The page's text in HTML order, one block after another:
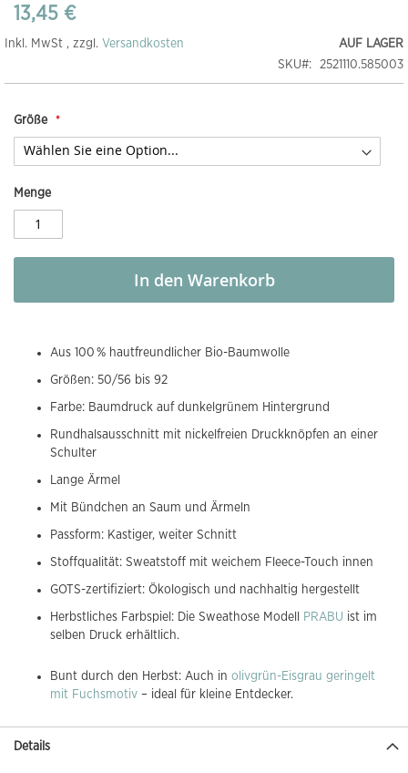
13,45 €
AUF LAGER
SKU
2521110.585003
Inkl. MwSt , zzgl. Versandkosten
Größe
Menge
In den Warenkorb
Aus 100 % hautfreundlicher Bio-Baumwolle
Größen: 50/56 bis 92
Farbe: Baumdruck auf dunkelgrünem Hintergrund
Rundhalsausschnitt mit nickelfreien Druckknöpfen an einer
Schulter
Lange Ärmel
Mit Bündchen an Saum und Ärmeln
Passform: Kastiger, weiter Schnitt
Stoffqualität: Sweatstoff mit weichem Fleece-Touch innen
GOTS-zertifiziert: Ökologisch und nachhaltig hergestellt
Herbstliches Farbspiel: Die Sweathose Modell PRABU ist im
selben Druck erhältlich.
Bunt durch den Herbst: Auch in olivgrün-Eisgrau geringelt
mit Fuchsmotiv – ideal für kleine Entdecker.
Details